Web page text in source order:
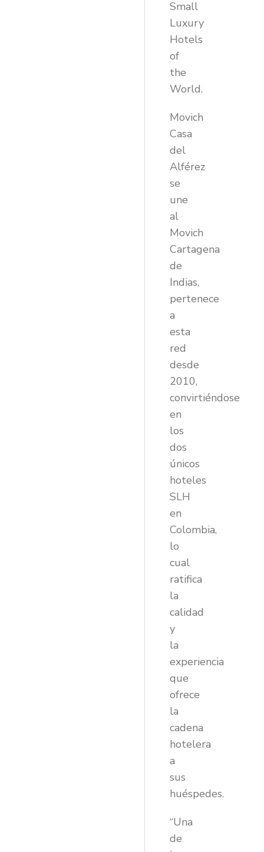
Small
Luxury
Hotels
of
the
World.
Movich
Casa
del
Alférez
se
une
al
Movich
Cartagena
de
Indias,
pertenece
a
esta
red
desde
2010,
convirtiéndose
en
los
dos
únicos
hoteles
SLH
en
Colombia,
lo
cual
ratifica
la
calidad
y
la
experiencia
que
ofrece
la
cadena
hotelera
a
sus
huéspedes.
“Una
de